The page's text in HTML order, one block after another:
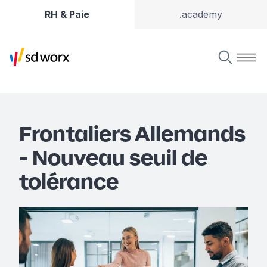
RH & Paie .academy
Frontaliers Allemands
- Nouveau seuil de
tolérance